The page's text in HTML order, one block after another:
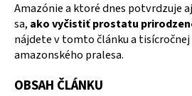
Amazónie a ktoré dnes potvrdzuje
sa, ako vyčistiť prostatu
nájdete v tomto článku a
amazonského pralesa.
OBSAH ČLÁNKU